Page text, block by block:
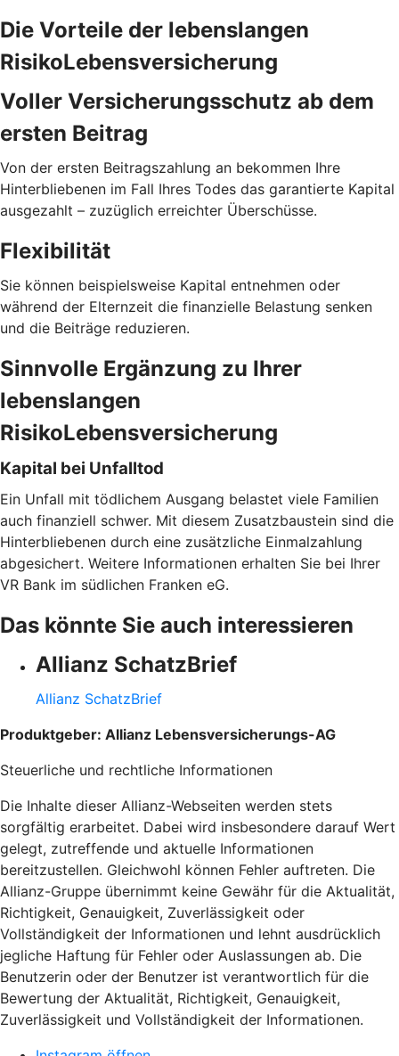
Die Vorteile der lebenslangen
RisikoLebensversicherung
Voller Versicherungs­schutz ab dem
ersten Beitrag
Von der ersten Beitragszahlung an bekommen Ihre
Hinterbliebenen im Fall Ihres Todes das garantierte Kapital
ausgezahlt – zuzüglich erreichter Überschüsse.
Flexibilität
Sie können beispielsweise Kapital entnehmen oder
während der Elternzeit die finanzielle Belastung senken
und die Beiträge reduzieren.
Sinnvolle Ergänzung zu Ihrer
lebenslangen
RisikoLebensversicherung
Kapital bei Unfalltod
Ein Unfall mit tödlichem Ausgang belastet viele Familien
auch finanziell schwer. Mit diesem Zusatzbaustein sind die
Hinterbliebenen durch eine zusätzliche Einmalzahlung
abgesichert. Weitere Informationen erhalten Sie bei Ihrer
VR Bank im südlichen Franken eG.
Das könnte Sie auch interessieren
Allianz SchatzBrief
Allianz SchatzBrief
Produktgeber: Allianz Lebensversicherungs-AG
Steuerliche und rechtliche Informationen
Die Inhalte dieser Allianz-Webseiten werden stets
sorgfältig erarbeitet. Dabei wird insbesondere darauf Wert
gelegt, zutreffende und aktuelle Informationen
bereitzustellen. Gleichwohl können Fehler auftreten. Die
Allianz-Gruppe übernimmt keine Gewähr für die Aktualität,
Richtigkeit, Genauigkeit, Zuverlässigkeit oder
Vollständigkeit der Informationen und lehnt ausdrücklich
jegliche Haftung für Fehler oder Auslassungen ab. Die
Benutzerin oder der Benutzer ist verantwortlich für die
Bewertung der Aktualität, Richtigkeit, Genauigkeit,
Zuverlässigkeit und Vollständigkeit der Informationen.